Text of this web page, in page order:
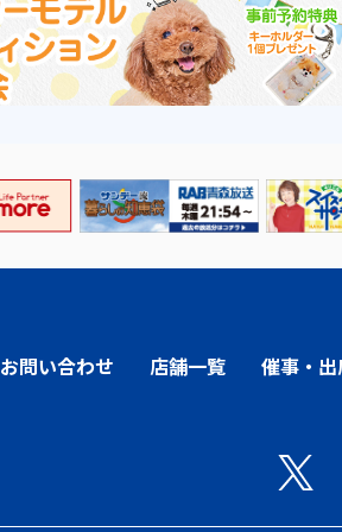
お問い合わせ 店舗一覧 催事・